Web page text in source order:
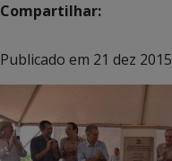
Compartilhar:
Publicado em 21 dez 2015